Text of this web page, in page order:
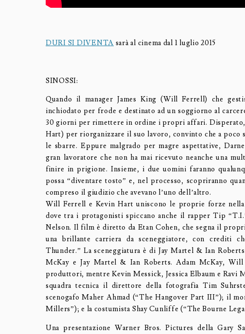
DURI SI DIVENTA sarà al cinema dal 1 luglio 2015
SINOSSI:
Quando il manager James King (Will Ferrell) che
inchiodato per frode e destinato ad un soggiorno al
30 giorni per rimettere in ordine i propri affari.
Hart) per riorganizzare il suo lavoro, convinto che a poco
le sbarre. Eppure malgrado per magre aspettative,
gran lavoratore che non ha mai ricevuto neanche una
finire in prigione. Insieme, i due uomini faranno
possa “diventare tosto” e, nel processo, scopriranno
compreso il giudizio che avevano l’uno dell’altro.
Will Ferrell e Kevin Hart uniscono le proprie forze nella
dove tra i protagonisti spiccano anche il rapper Tip
Nelson. Il film è diretto da Etan Cohen, che segna il
una brillante carriera da sceneggiatore, con crediti
Thunder.” La sceneggiatura è di Jay Martel & Ian
McKay e Jay Martel & Ian Roberts. Adam McKay,
produttori, mentre Kevin Messick, Jessica Elbaum e Ravi
squadra tecnica il direttore della fotografia Tim
scenogafo Maher Ahmad (“The Hangover Part III”); il
Millers”); e la costumista Shay Cunliffe (“The Bourne
Una presentazione Warner Bros. Pictures della Gary